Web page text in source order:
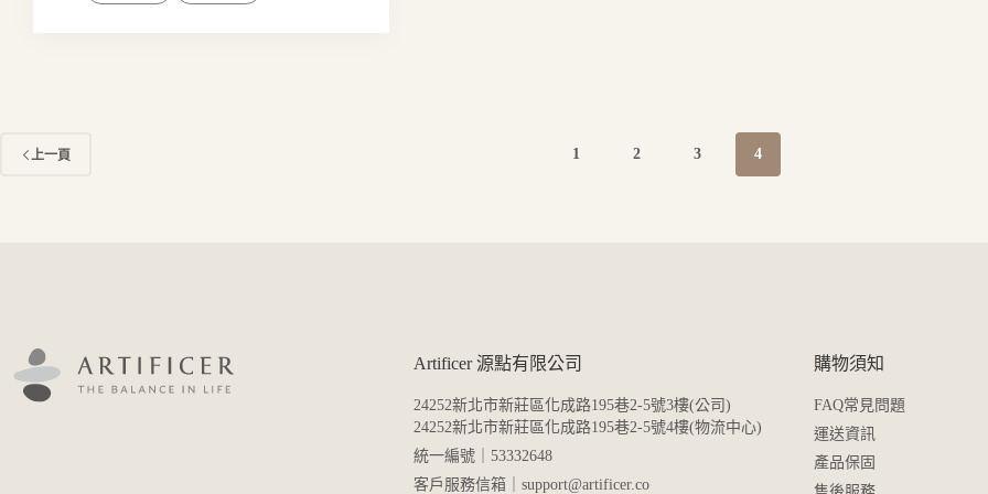
上一頁 1 2 3 4
Artificer 源點有限公司
24252新北市新莊區化成路195巷2-5號3樓(公司)
24252新北市新莊區化成路195巷2-5號4樓(物流中心)
統一編號｜53332648
客戶服務信箱｜ support@artificer.co
購物須知
FAQ常見問題
運送資訊
產品保固